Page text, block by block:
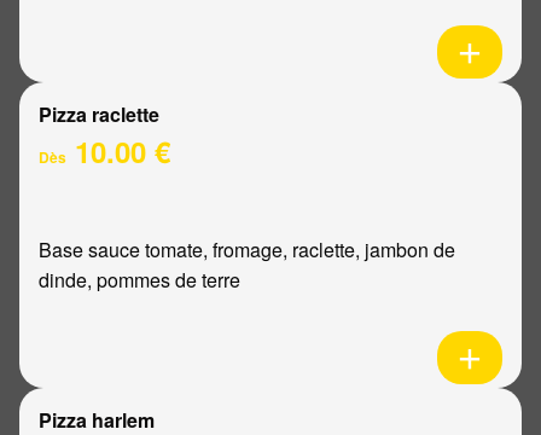
Pizza raclette
Dès 10.00 €
Base sauce tomate, fromage, raclette, jambon de
dinde, pommes de terre
Pizza harlem